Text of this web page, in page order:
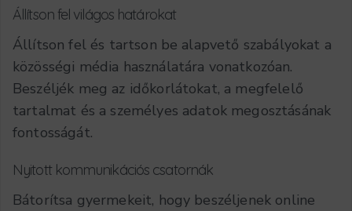
Állítson fel világos határokat
Állítson fel és tartson be alapvető szabályokat a
közösségi média használatára vonatkozóan.
Beszéljék meg az időkorlátokat, a megfelelő
tartalmat és a személyes adatok megosztásának
fontosságát.
Nyitott kommunikációs csatornák
Bátorítsa gyermekeit, hogy beszéljenek online